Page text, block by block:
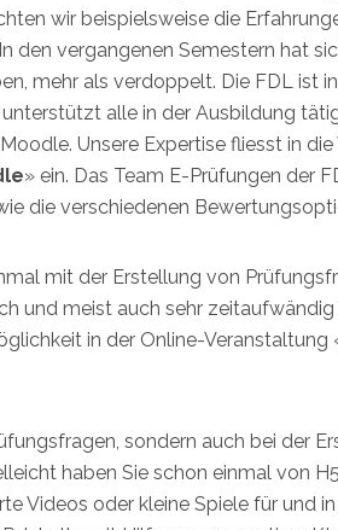
wir beispielsweise die
den vergangenen Semestern hat
mehr als verdoppelt. Die FDL ist
alle in der Ausbildung
Unsere Expertise fliesst in
» ein. Das Team E-Prüfungen der
die verschiedenen
mit der Erstellung von
und meist auch sehr
in der Online-Veranstaltung
sondern auch bei der
haben Sie schon einmal von
Videos oder kleine Spiele für und